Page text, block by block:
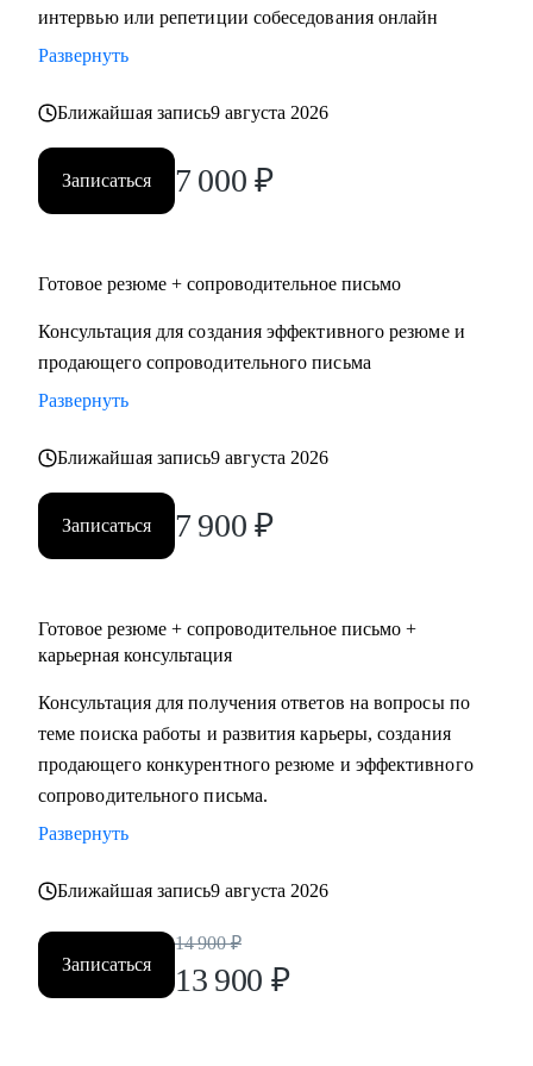
интервью или репетиции собеседования онлайн
Развернуть
Ближайшая запись9 августа 2026
Записаться 7 000 ₽
Готовое резюме + сопроводительное письмо
Консультация для создания эффективного резюме и
продающего сопроводительного письма
Развернуть
Ближайшая запись9 августа 2026
Записаться 7 900 ₽
Готовое резюме + сопроводительное письмо +
карьерная консультация
Консультация для получения ответов на вопросы по
теме поиска работы и развития карьеры, создания
продающего конкурентного резюме и эффективного
сопроводительного письма.
Развернуть
Ближайшая запись9 августа 2026
Записаться
14 900 ₽
13 900 ₽